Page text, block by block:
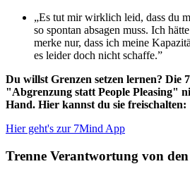
„Es tut mir wirklich leid, dass du
so spontan absagen muss. Ich
merke nur, dass ich meine
es leider doch nicht schaffe.”
Du willst Grenzen setzen lernen? Die
"Abgrenzung statt People Pleasing"
Hand. Hier kannst du sie freischalten:
Hier geht's zur 7Mind App
Trenne Verantwortung von